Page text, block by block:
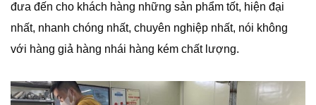
đưa đến cho khách hàng những sản phẩm tốt, hiện đại
nhất, nhanh chóng nhất, chuyên nghiệp nhất, nói không
với hàng giả hàng nhái hàng kém chất lượng.